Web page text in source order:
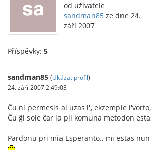
od uživatele
sandman85 ze dne 24.
září 2007
Příspěvky: 5
sandman85 (Ukázat profil)
24. září 2007 2:49:03
Ĉu ni permesis al uzas l', ekzemple
Ĉu ĝi sole ĉar la pli komuna metodon
Pardonu pri mia Esperanto.. mi estas